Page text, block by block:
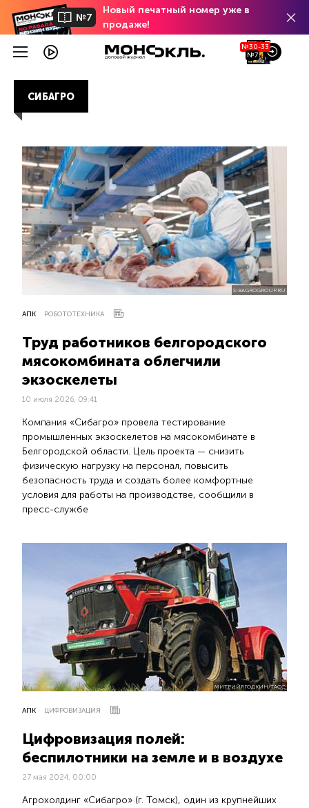
№7
Новый печатный номер уже в
продаже!
№30-33
№7
СИБАГРО
SIBAGROGROUP.RU
АПК РОБОТОТЕХНИКА
Труд работников белгородского
мясокомбината облегчили
экзоскелеты
10 июля 2026, 09:41
Компания «Сибагро» провела тестирование
промышленных экзоскелетов на мясокомбинате в
Белгородской области. Цель проекта — снизить
физическую нагрузку на персонал, повысить
безопасность труда и создать более комфортные
условия для работы на производстве, сообщили в
пресс-службе
МИТРИЙЯГОДКИН/ТАСС
АПК ЦИФРОВИЗАЦИЯ
Цифровизация полей:
беспилотники на земле и в воздухе
27 мая 2024, 00:00
Агрохолдинг «Сибагро» (г. Томск), один из крупнейших